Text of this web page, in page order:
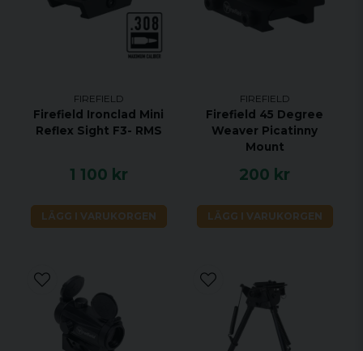
FIREFIELD
Firefield Ironclad Mini
Reflex Sight F3- RMS
1 100 kr
LÄGG I VARUKORGEN
FIREFIELD
Firefield 45 Degree
Weaver Picatinny
Mount
200 kr
LÄGG I VARUKORGEN
(4) AA-batterier
Halsrem
0.3 m USB-C till USB-kabel